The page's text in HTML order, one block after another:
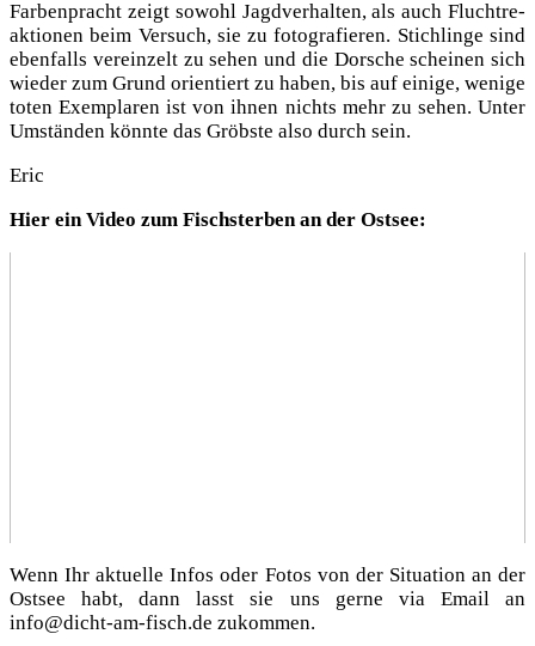
Far­ben­pracht zeigt sowohl Jagd­ver­hal­ten, als auch Flucht­re­
ak­tio­nen beim Ver­such, sie zu foto­gra­fie­ren. Stich­lin­ge sind
eben­falls ver­ein­zelt zu sehen und die Dor­sche schei­nen sich
wie­der zum Grund ori­en­tiert zu haben, bis auf eini­ge, weni­ge
toten Exem­pla­ren ist von ihnen nichts mehr zu sehen. Unter
Umstän­den könn­te das Gröbs­te also durch sein.
Eric
Hier ein Video zum Fisch­ster­ben an der Ostsee:
Wenn Ihr aktu­el­le Infos oder Fotos von der Situa­ti­on an der
Ost­see habt, dann lasst sie uns ger­ne via Email an
info@dicht-am-fisch.de zukommen.